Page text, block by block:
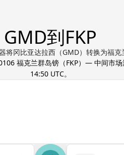
GMD到FKP
将冈比亚达拉西（GMD）转换为福克
福克兰群岛镑（FKP）— 中间市场
14:50 UTC。